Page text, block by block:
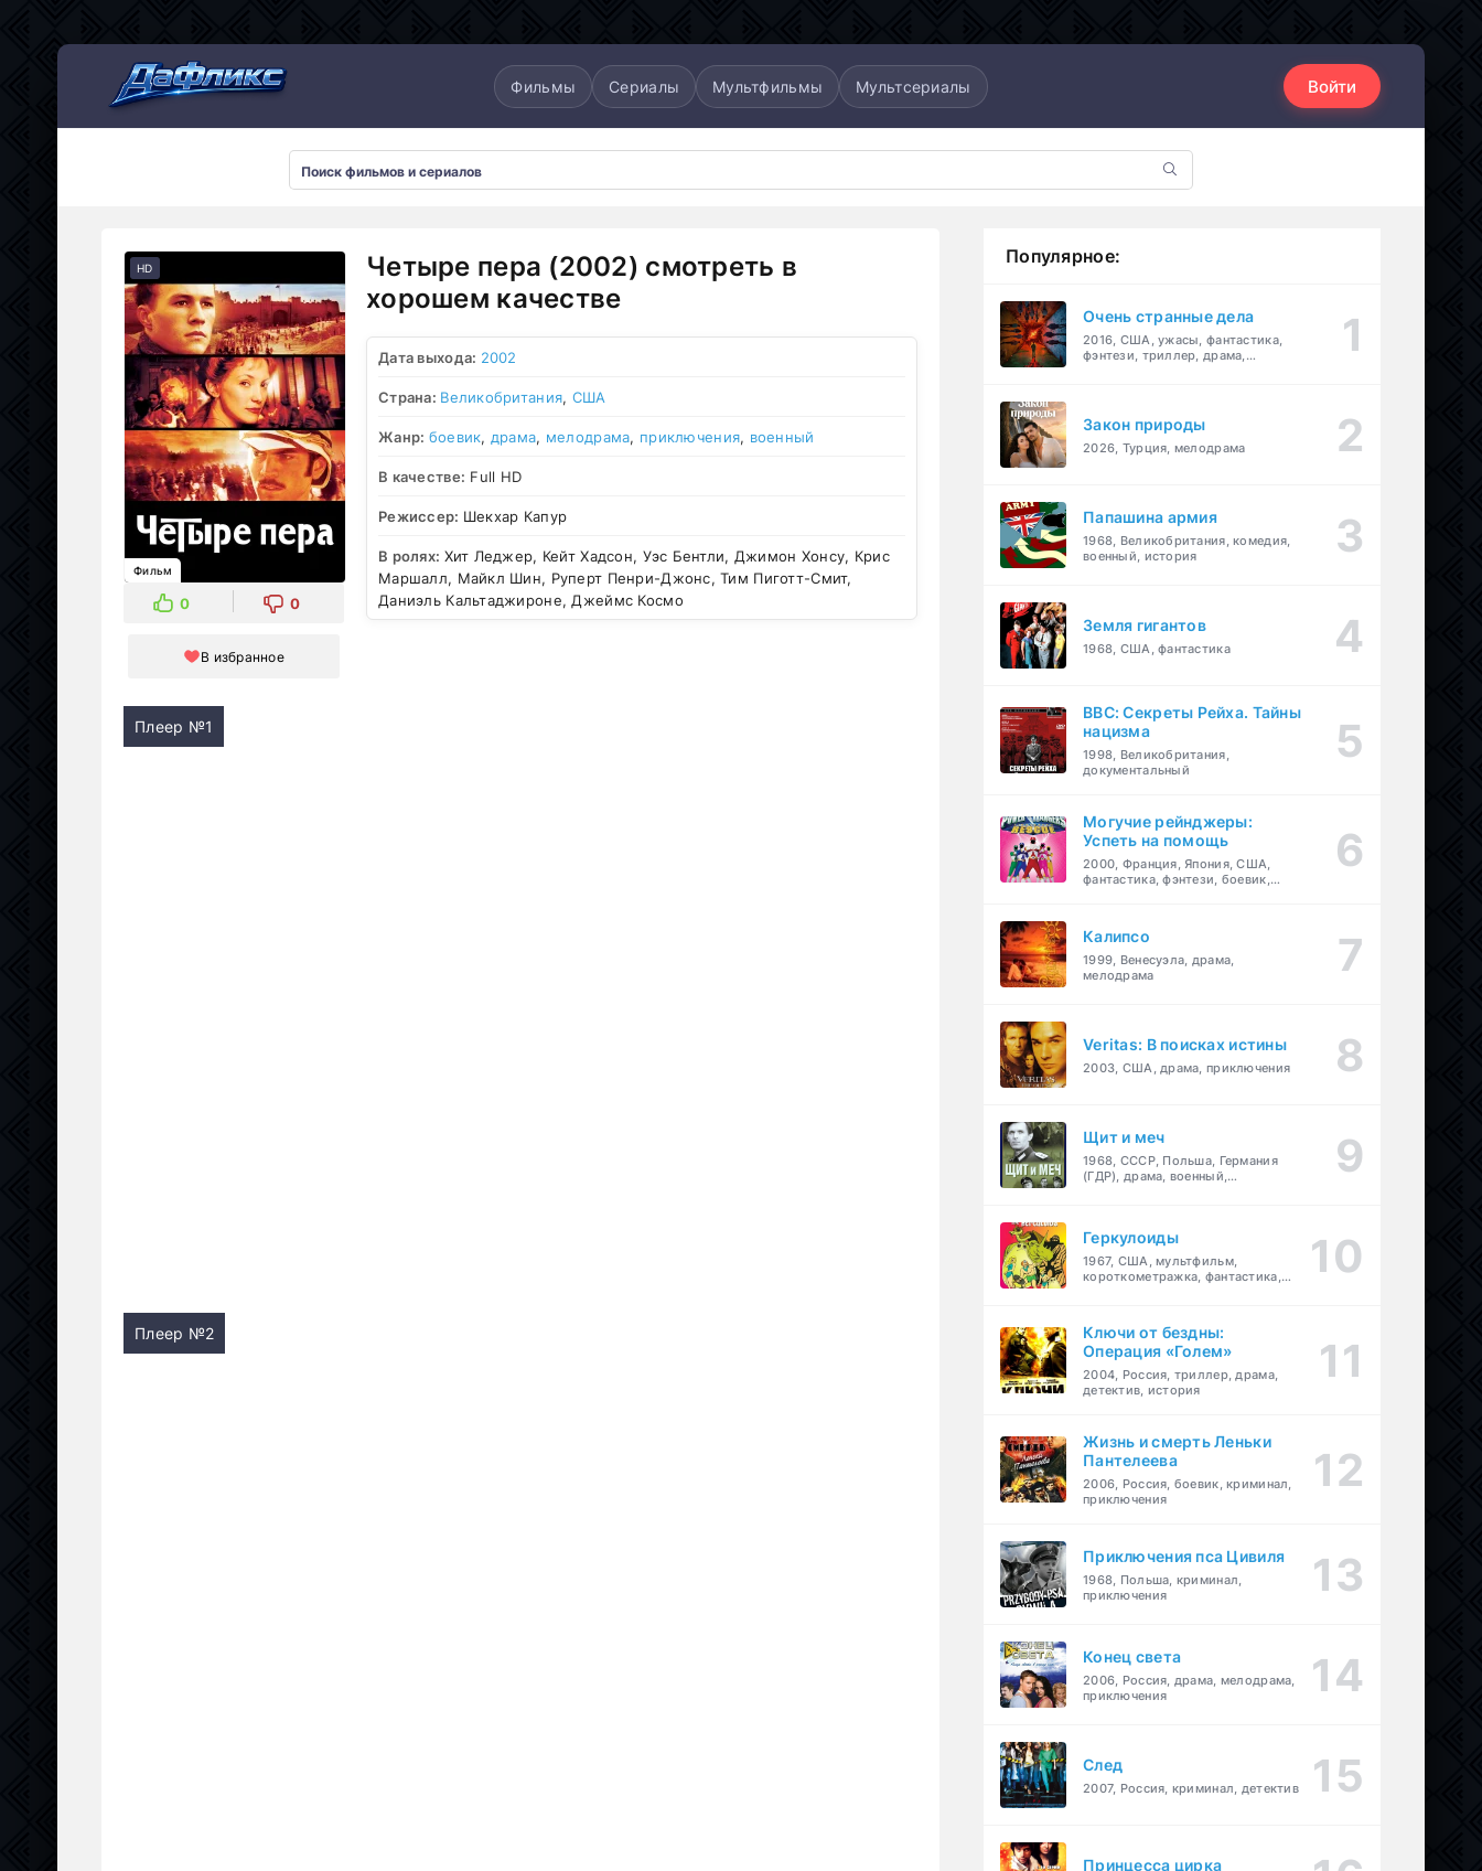
Фильмы Сериалы Мультфильмы Мультсериалы Войти
HD
Фильм
0 0
В избранное
Четыре пера (2002) смотреть в
хорошем качестве
Дата выхода: 2002
Страна: Великобритания, США
Жанр: боевик, драма, мелодрама, приключения, военный
В качестве: Full HD
Режиссер: Шекхар Капур
В ролях: Хит Леджер, Кейт Хадсон, Уэс Бентли, Джимон Хонсу, Крис
Маршалл, Майкл Шин, Руперт Пенри-Джонс, Тим Пиготт-Смит,
Даниэль Кальтаджироне, Джеймс Космо
Плеер №1
Плеер №2
Популярное:
Очень странные дела
2016, США, ужасы, фантастика,
фэнтези, триллер, драма,
Закон природы
2026, Турция, мелодрама
Папашина армия
1968, Великобритания, комедия,
военный, история
Земля гигантов
1968, США, фантастика
BBC: Секреты Рейха. Тайны
нацизма
1998, Великобритания,
документальный
Могучие рейнджеры:
Успеть на помощь
2000, Франция, Япония, США,
фантастика, фэнтези, боевик,
Калипсо
1999, Венесуэла, драма,
мелодрама
Veritas: В поисках истины
2003, США, драма, приключения
Щит и меч
1968, СССР, Польша, Германия
(ГДР), драма, военный,
Геркулоиды
1967, США, мультфильм,
короткометражка, фантастика,
Ключи от бездны:
Операция «Голем»
2004, Россия, триллер, драма,
детектив, история
Жизнь и смерть Леньки
Пантелеева
2006, Россия, боевик, криминал,
приключения
Приключения пса Цивиля
1968, Польша, криминал,
приключения
Конец света
2006, Россия, драма, мелодрама,
приключения
След
2007, Россия, криминал, детектив
Принцесса цирка
Мультсериалы